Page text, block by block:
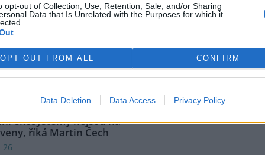
opt-out of Collection, Use, Retention, Sale, and/or Sharing
Data that Is Unrelated with the Purposes for which it
OPT OUT FROM ALL CONFIRM
Data Deletion Data Access Privacy Policy
končící projekt LIFE South
jehož cílem byla obnova
významu pastvy, invazních
s vlastníky i o tom, proč
vidět hned. A také o tom,
pro Kamenný vrch a jakou
ekosystémy nejsou na
říká Martin Čech
26